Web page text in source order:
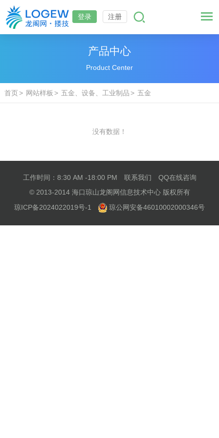
登录 注册
产品中心
Product Center
首页 网站样板 五金、设备、工业制品 五金
没有数据！
工作时间：8:30 AM -18:00 PM 联系我们
QQ在线咨询
© 2013-2014 海口琼山龙阁网信息技术中心 版权所有
琼ICP备2024022019号-1
琼公网安备46010002000346号